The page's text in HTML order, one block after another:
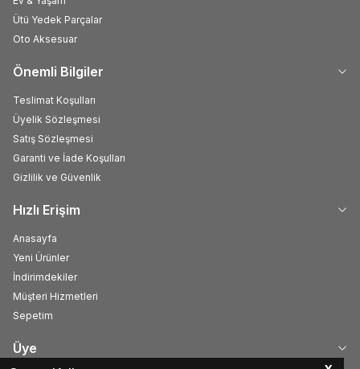
Ütü Yedek Parçalar
Oto Aksesuar
Önemli Bilgiler
Teslimat Koşulları
Üyelik Sözleşmesi
Satış Sözleşmesi
Garanti ve İade Koşulları
Gizlilik ve Güvenlik
Hızlı Erişim
Anasayfa
Yeni Ürünler
İndirimdekiler
Müşteri Hizmetleri
Sepetim
Üye